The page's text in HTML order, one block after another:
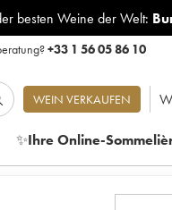
besten Weine der Welt:
+33 1 56 05 86 10
WEIN VERKAUFEN
✨Ihre Online-